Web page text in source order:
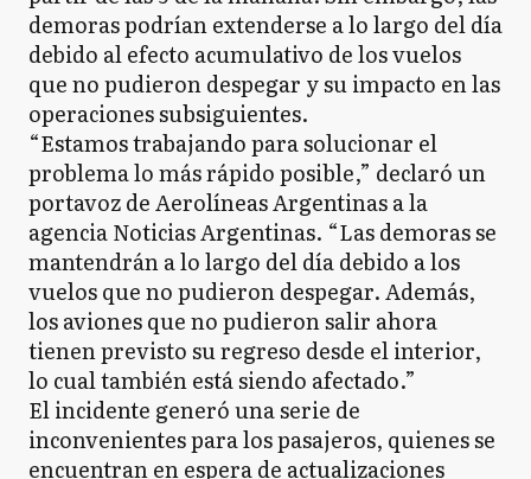
demoras podrían extenderse a lo largo del día
debido al efecto acumulativo de los vuelos
que no pudieron despegar y su impacto en las
operaciones subsiguientes.
“Estamos trabajando para solucionar el
problema lo más rápido posible,” declaró un
portavoz de Aerolíneas Argentinas a la
agencia Noticias Argentinas. “Las demoras se
mantendrán a lo largo del día debido a los
vuelos que no pudieron despegar. Además,
los aviones que no pudieron salir ahora
tienen previsto su regreso desde el interior,
lo cual también está siendo afectado.”
El incidente generó una serie de
inconvenientes para los pasajeros, quienes se
encuentran en espera de actualizaciones